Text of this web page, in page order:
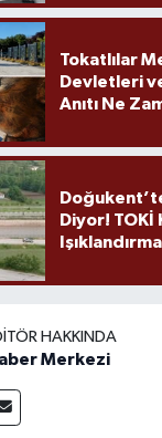
Tokatlılar
Devletleri
Anıtı Ne
Diyor! TOKİ
HAKKINDA
Merkezi